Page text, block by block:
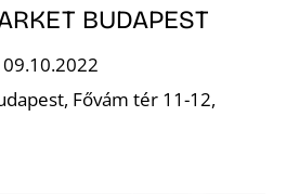
BUDAPEST
Fővám tér 11-12,